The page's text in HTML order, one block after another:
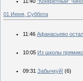
01 Июня, Суббота
11:46 Афанасьево
10:05 Из школы
09:31 Забычкуй! (6)